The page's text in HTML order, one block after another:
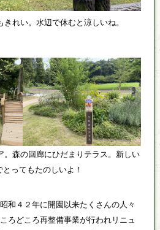
れい。水辺で休むと涼しいね。
。森の回廊にひだまりテラス。新しい
とってもたのしいよ！
和４２年に開園以来たくさんの人々
ろどころ再整備事業が行われリニュ